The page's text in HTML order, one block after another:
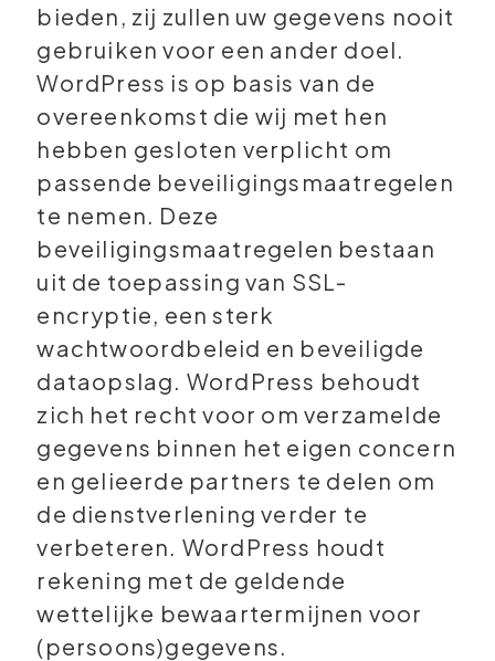
bieden, zij zullen uw gegevens nooit
gebruiken voor een ander doel.
WordPress is op basis van de
overeenkomst die wij met hen
hebben gesloten verplicht om
passende beveiligingsmaatregelen
te nemen. Deze
beveiligingsmaatregelen bestaan
uit de toepassing van SSL-
encryptie, een sterk
wachtwoordbeleid en beveiligde
dataopslag. WordPress behoudt
zich het recht voor om verzamelde
gegevens binnen het eigen concern
en gelieerde partners te delen om
de dienstverlening verder te
verbeteren. WordPress houdt
rekening met de geldende
wettelijke bewaartermijnen voor
(persoons)gegevens.